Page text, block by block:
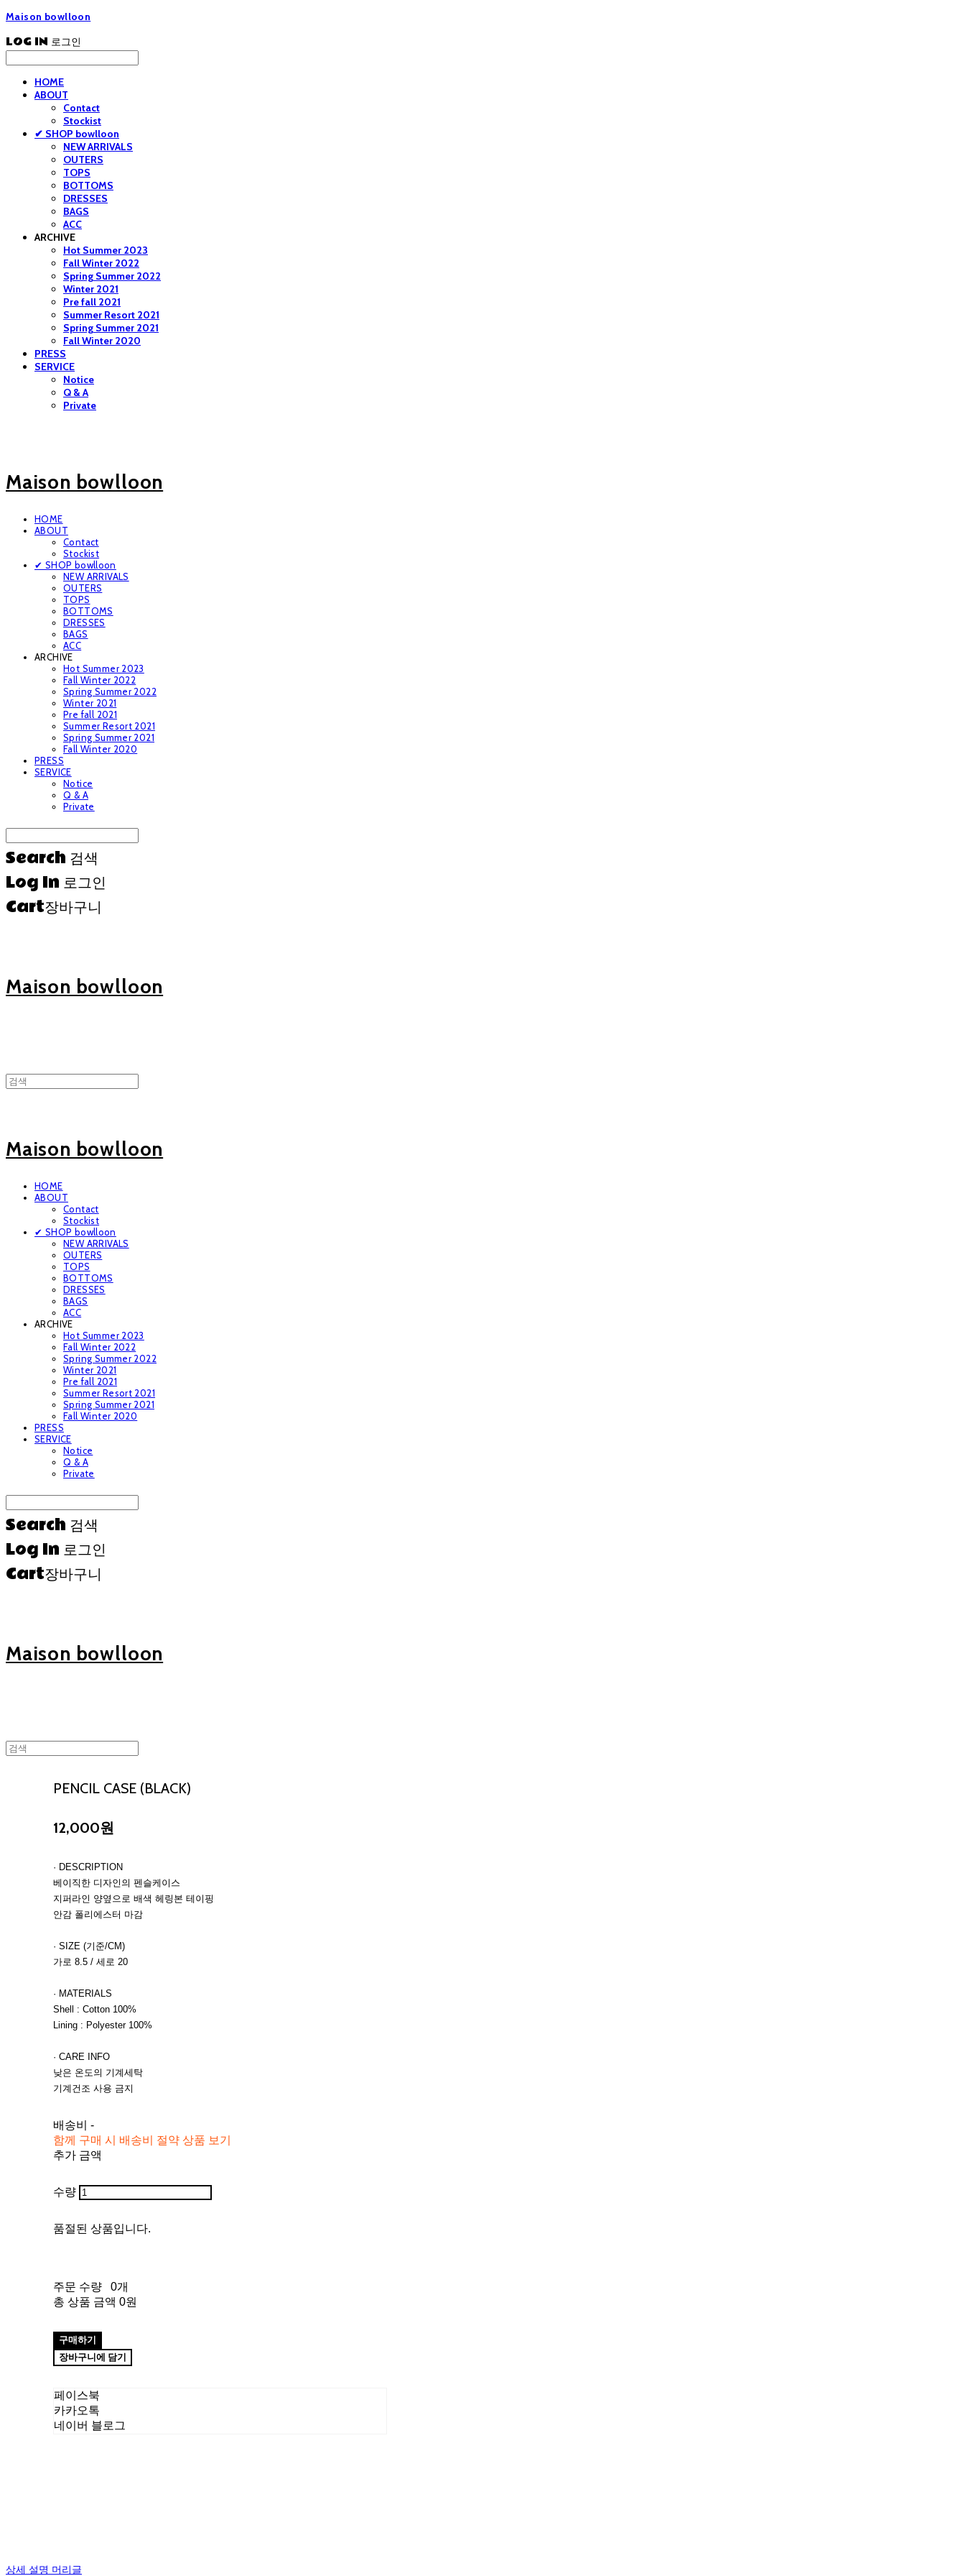
Maison bowlloon
LOG IN 로그인
HOME
ABOUT
Contact
Stockist
✔ SHOP bowlloon
NEW ARRIVALS
OUTERS
TOPS
BOTTOMS
DRESSES
BAGS
ACC
ARCHIVE
Hot Summer 2023
Fall Winter 2022
Spring Summer 2022
Winter 2021
Pre fall 2021
Summer Resort 2021
Spring Summer 2021
Fall Winter 2020
PRESS
SERVICE
Notice
Q & A
Private
Maison bowlloon
HOME
ABOUT
Contact
Stockist
✔ SHOP bowlloon
NEW ARRIVALS
OUTERS
TOPS
BOTTOMS
DRESSES
BAGS
ACC
ARCHIVE
Hot Summer 2023
Fall Winter 2022
Spring Summer 2022
Winter 2021
Pre fall 2021
Summer Resort 2021
Spring Summer 2021
Fall Winter 2020
PRESS
SERVICE
Notice
Q & A
Private
Search 검색
Log In 로그인
Cart장바구니
Maison bowlloon
Maison bowlloon
HOME
ABOUT
Contact
Stockist
✔ SHOP bowlloon
NEW ARRIVALS
OUTERS
TOPS
BOTTOMS
DRESSES
BAGS
ACC
ARCHIVE
Hot Summer 2023
Fall Winter 2022
Spring Summer 2022
Winter 2021
Pre fall 2021
Summer Resort 2021
Spring Summer 2021
Fall Winter 2020
PRESS
SERVICE
Notice
Q & A
Private
Search 검색
Log In 로그인
Cart장바구니
Maison bowlloon
PENCIL CASE (BLACK)
12,000원
· DESCRIPTION
베이직한 디자인의 펜슬케이스
지퍼라인 양옆으로 배색 헤링본 테이핑
안감 폴리에스터 마감
· SIZE (기준/CM)
가로 8.5 / 세로 20
· MATERIALS
Shell : Cotton 100%
Lining : Polyester 100%
· CARE INFO
낮은 온도의 기계세탁
기계건조 사용 금지
배송비-
함께 구매 시 배송비 절약 상품 보기
추가 금액
수량
품절된 상품입니다.
주문 수량
0개
총 상품 금액 0원
구매하기
장바구니에 담기
페이스북
카카오톡
네이버 블로그
상세 설명 머리글